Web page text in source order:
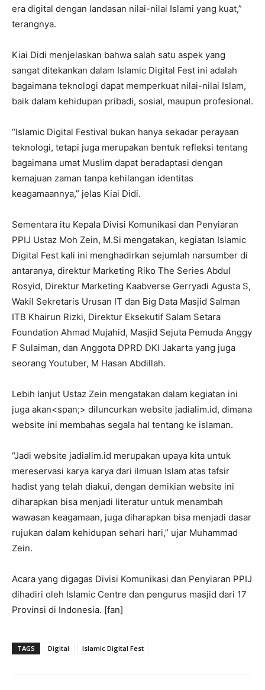
era digital dengan landasan nilai-nilai Islami yang kuat,”
terangnya.
Kiai Didi menjelaskan bahwa salah satu aspek yang
sangat ditekankan dalam Islamic Digital Fest ini adalah
bagaimana teknologi dapat memperkuat nilai-nilai Islam,
baik dalam kehidupan pribadi, sosial, maupun profesional.
“Islamic Digital Festival bukan hanya sekadar perayaan
teknologi, tetapi juga merupakan bentuk refleksi tentang
bagaimana umat Muslim dapat beradaptasi dengan
kemajuan zaman tanpa kehilangan identitas
keagamaannya,” jelas Kiai Didi.
Sementara itu Kepala Divisi Komunikasi dan Penyiaran
PPIJ Ustaz Moh Zein, M.Si mengatakan, kegiatan Islamic
Digital Fest kali ini menghadirkan sejumlah narsumber di
antaranya, direktur Marketing Riko The Series Abdul
Rosyid, Direktur Marketing Kaabverse Gerryadi Agusta S,
Wakil Sekretaris Urusan IT dan Big Data Masjid Salman
ITB Khairun Rizki, Direktur Eksekutif Salam Setara
Foundation Ahmad Mujahid, Masjid Sejuta Pemuda Anggy
F Sulaiman, dan Anggota DPRD DKI Jakarta yang juga
seorang Youtuber, M Hasan Abdillah.
Lebih lanjut Ustaz Zein mengatakan dalam kegiatan ini
juga akan<span;> diluncurkan website jadialim.id, dimana
website ini membahas segala hal tentang ke islaman.
“Jadi website jadialim.id merupakan upaya kita untuk
mereservasi karya karya dari ilmuan Islam atas tafsir
hadist yang telah diakui, dengan demikian website ini
diharapkan bisa menjadi literatur untuk menambah
wawasan keagamaan, juga diharapkan bisa menjadi dasar
rujukan dalam kehidupan sehari hari,” ujar Muhammad
Zein.
Acara yang digagas Divisi Komunikasi dan Penyiaran PPIJ
dihadiri oleh Islamic Centre dan pengurus masjid dari 17
Provinsi di Indonesia. [fan]
TAGS Digital Islamic Digital Fest